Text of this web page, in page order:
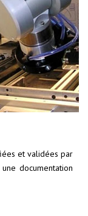
et validées par
documentation